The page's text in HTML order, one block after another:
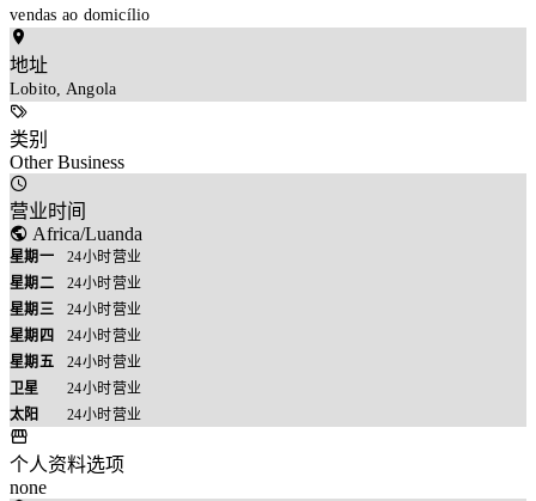
vendas ao domicílio
地址
Lobito, Angola
类别
Other Business
营业时间
Africa/Luanda
星期一
24小时营业
星期二
24小时营业
星期三
24小时营业
星期四
24小时营业
星期五
24小时营业
卫星
24小时营业
太阳
24小时营业
个人资料选项
none